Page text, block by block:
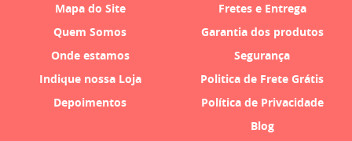
Mapa do Site
Quem Somos
Onde estamos
Indique nossa Loja
Depoimentos
Fretes e Entrega
Garantia dos produtos
Segurança
Politica de Frete Grátis
Política de Privacidade
Blog